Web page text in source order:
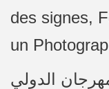
des signes,
un
الدولي